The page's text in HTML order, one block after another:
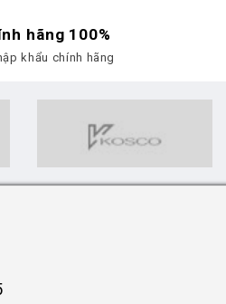
hãng 100%
khẩu chính hãng